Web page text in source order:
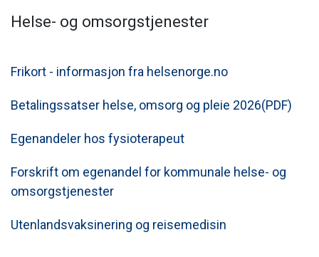
Helse- og omsorgstjenester
Frikort - informasjon fra helsenorge.no
Betalingssatser helse, omsorg og pleie 2026(PDF)
Egenandeler hos fysioterapeut
Forskrift om egenandel for kommunale helse- og
omsorgstjenester
Utenlandsvaksinering og reisemedisin